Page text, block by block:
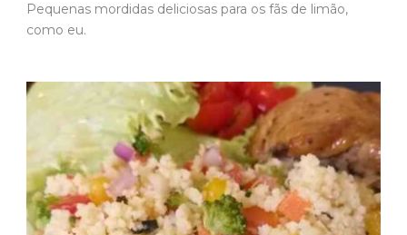
Pequenas mordidas deliciosas para os fãs de limão,
como eu.